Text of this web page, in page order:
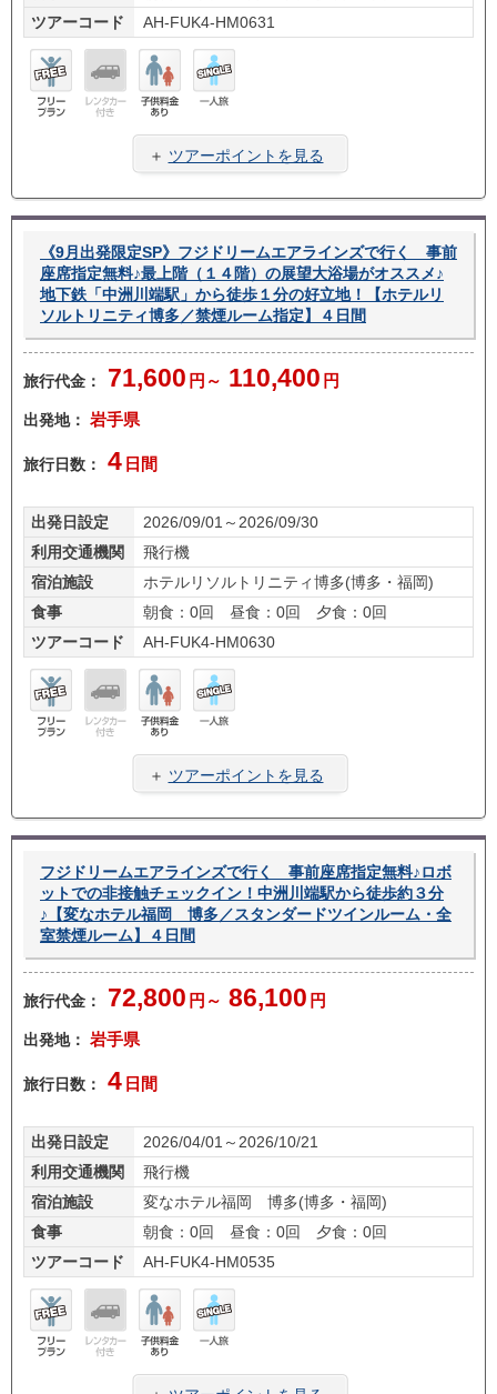
ツアーコード
AH-FUK4-HM0631
料金
旅
＋ ツアーポイントを見る
《9月出発限定SP》フジドリームエアラインズで行く 事前
座席指定無料♪最上階（１４階）の展望大浴場がオススメ♪
地下鉄「中洲川端駅」から徒歩１分の好立地！【ホテルリ
ソルトリニティ博多／禁煙ルーム指定】４日間
旅行代金： 71,600 円～ 110,400 円
出発地： 岩手県
旅行日数： 4 日間
出発日設定
2026/09/01～2026/09/30
利用交通機関
飛行機
宿泊施設
ホテルリソルトリニティ博多(博多・福岡)
食事
朝食：0回 昼食：0回 夕食：0回
ツアーコード
AH-FUK4-HM0630
料金
旅
＋ ツアーポイントを見る
フジドリームエアラインズで行く 事前座席指定無料♪ロボ
ットでの非接触チェックイン！中洲川端駅から徒歩約３分
♪【変なホテル福岡 博多／スタンダードツインルーム・全
室禁煙ルーム】４日間
旅行代金： 72,800 円～ 86,100 円
出発地： 岩手県
旅行日数： 4 日間
出発日設定
2026/04/01～2026/10/21
利用交通機関
飛行機
宿泊施設
変なホテル福岡 博多(博多・福岡)
食事
朝食：0回 昼食：0回 夕食：0回
ツアーコード
AH-FUK4-HM0535
料金
旅